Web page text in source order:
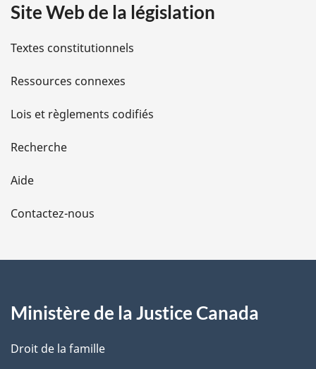
i
l
s
d
e
l
a
e
Site Web de la législation
Textes constitutionnels
Ressources connexes
Lois et règlements codifiés
Recherche
Aide
Contactez-nous
Ministère de la Justice Canada
Droit de la famille